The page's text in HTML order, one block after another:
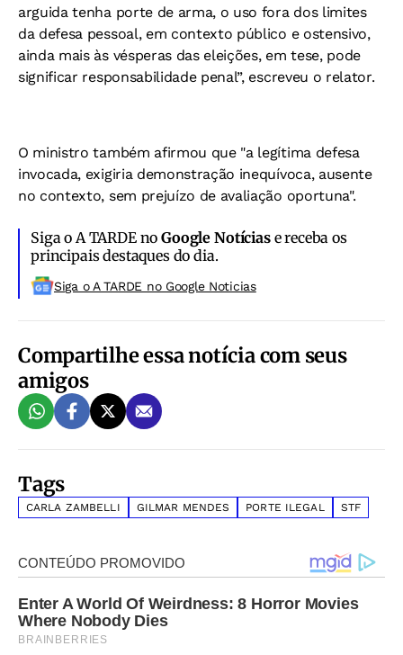
arguida tenha porte de arma, o uso fora dos limites
da defesa pessoal, em contexto público e ostensivo,
ainda mais às vésperas das eleições, em tese, pode
significar responsabilidade penal”, escreveu o relator.
O ministro também afirmou que "a legítima defesa
invocada, exigiria demonstração inequívoca, ausente
no contexto, sem prejuízo de avaliação oportuna".
Siga o A TARDE noGoogle Notíciase receba os
principais destaques do dia.
Siga o A TARDE no Google Noticias
Compartilhe essa notícia com seus
amigos
Tags
CARLA ZAMBELLI GILMAR MENDES PORTE ILEGAL STF